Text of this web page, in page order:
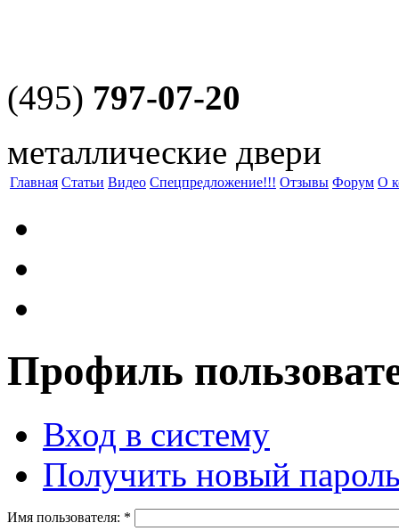
(495) 797-07-20
металлические двери
Главная Статьи Видео Спецпредложение!!! Отзывы Форум О
Профиль
Вход в систему
Получить новый
Имя пользователя: *